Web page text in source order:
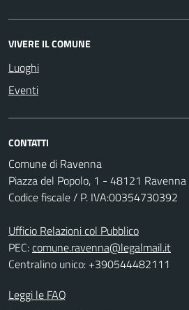
VIVERE IL COMUNE
Luoghi
Eventi
CONTATTI
Comune di Ravenna
Piazza del Popolo, 1 - 48121 Ravenna
Codice fiscale / P. IVA:00354730392
Ufficio Relazioni col Pubblico
PEC:comune.ravenna@legalmail.it
Centralino unico: +390544482111
Leggi le FAQ